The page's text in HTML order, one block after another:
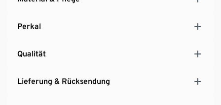
Perkal
Qualität
Lieferung & Rücksendung